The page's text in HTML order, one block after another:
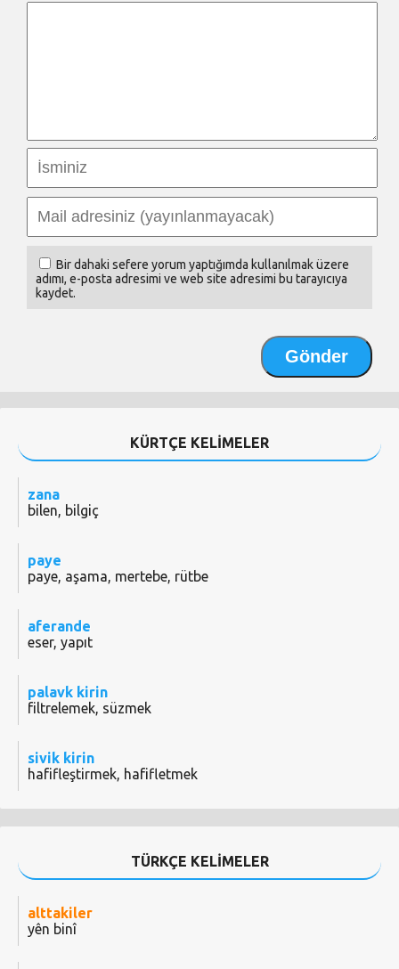
Bir dahaki sefere yorum yaptığımda kullanılmak üzere
adımı, e-posta adresimi ve web site adresimi bu tarayıcıya
kaydet.
KÜRTÇE KELİMELER
zana
bilen, bilgiç
paye
paye, aşama, mertebe, rütbe
aferande
eser, yapıt
palavk kirin
filtrelemek, süzmek
sivik kirin
hafifleştirmek, hafifletmek
TÜRKÇE KELİMELER
alttakiler
yên binî